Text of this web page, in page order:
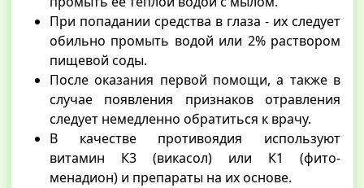
При попадании средства в глаза - их следует
обильно промыть водой или 2% раствором
пищевой соды.
После оказания первой помощи, а также в
случае появления признаков отравления
следует немедленно обратиться к врачу.
В качестве противоядия используют
витамин К3 (викасол) или К1 (фито-
менадион) и препараты на их основе.